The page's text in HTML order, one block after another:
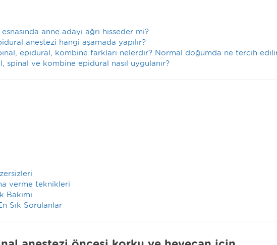
anne adayı ağrı hisseder mi?
anestezi hangi aşamada yapılır?
epidural, kombine farkları nelerdir? Normal doğumda ne tercih
spinal ve kombine epidural nasıl uygulanır?
verme teknikleri
Sık Sorulanlar